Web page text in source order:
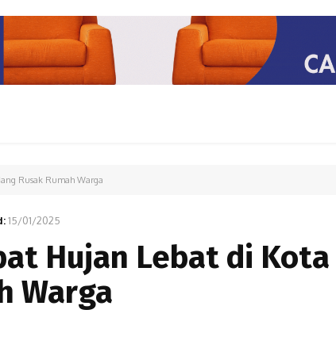
Rusak Rumah Warga
15/01/2025
Hujan Lebat di Kota
Warga